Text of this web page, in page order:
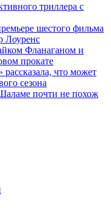
триллера с
шестого фильма
Лоуренс
Фланаганом и
прокате
рассказала, что может
сезона
почти не похож